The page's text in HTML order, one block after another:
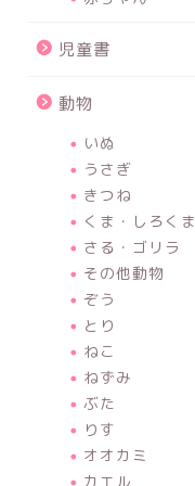
児童書
動物
いぬ
うさぎ
きつね
くま・しろくま
さる・ゴリラ
その他動物
ぞう
とり
ねこ
ねずみ
ぶた
りす
オオカミ
カエル